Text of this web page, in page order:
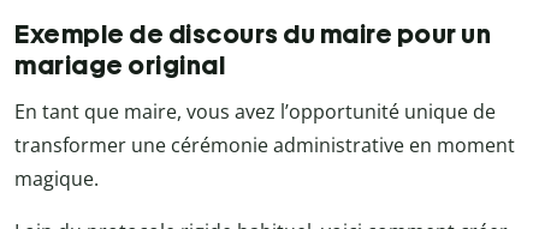
Exemple de discours du maire pour un
mariage original
En tant que maire, vous avez l’opportunité unique de
transformer une cérémonie administrative en moment
magique.